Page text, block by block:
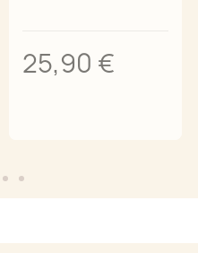
25,90 €